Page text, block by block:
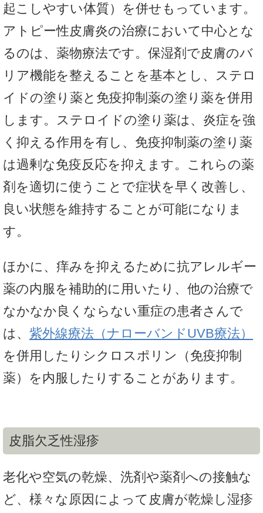
起こしやすい体質）を併せもっています。
アトピー性皮膚炎の治療において中心とな
るのは、薬物療法です。保湿剤で皮膚のバ
リア機能を整えることを基本とし、ステロ
イドの塗り薬と免疫抑制薬の塗り薬を併用
します。ステロイドの塗り薬は、炎症を強
く抑える作用を有し、免疫抑制薬の塗り薬
は過剰な免疫反応を抑えます。これらの薬
剤を適切に使うことで症状を早く改善し、
良い状態を維持することが可能になりま
す。
ほかに、痒みを抑えるために抗アレルギー
薬の内服を補助的に用いたり、他の治療で
なかなか良くならない重症の患者さんで
は、 紫外線療法（ナローバンドUVB療法）
を併用したりシクロスポリン（免疫抑制
薬）を内服したりすることがあります。
皮脂欠乏性湿疹
老化や空気の乾燥、洗剤や薬剤への接触な
ど、様々な原因によって皮膚が乾燥し湿疹